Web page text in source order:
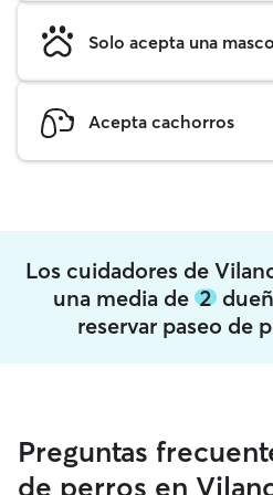
Solo acepta una
Acepta cachorros
Los cuidadores de
una media de 2
reservar paseo de
Preguntas
de perros en